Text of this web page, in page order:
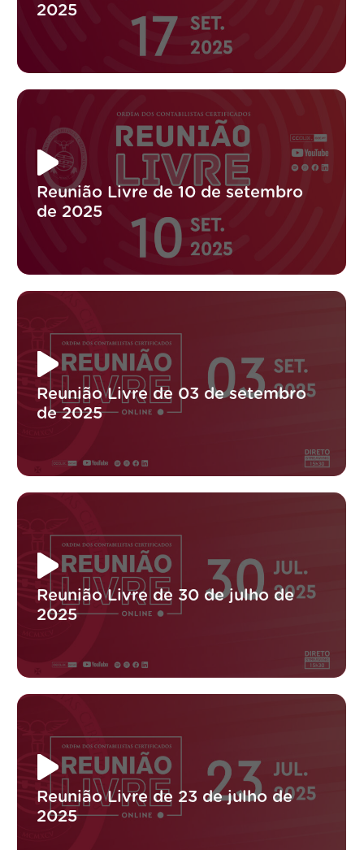
2025
Reunião Livre de 10 de setembro
de 2025
Reunião Livre de 03 de setembro
de 2025
Reunião Livre de 30 de julho de
2025
Reunião Livre de 23 de julho de
2025